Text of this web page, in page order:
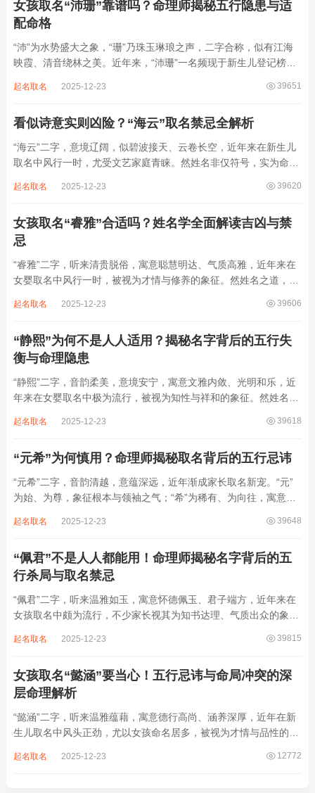
女孩取名“沛珊”靠谱吗？命理师揭秘五行隐患与适
配命格
“沛”为水势盛大之象，“珊”乃珠玉琳琅之声，二字合称，似有江海
映霞、清音绕林之美。近年来，“沛珊”一名频现于新生儿登记榜
雅符号，实为命理五行流转之枢纽。一字之选，关乎气场平衡。沛
39651
起名取名 2025-12-23
看似诗意实则凶险？“海云”取名禁忌全解析
“海云”二字，意境辽阔，似碧波接天、云卷长空，近年来在新生儿
取名中风行一时，尤受文艺家庭青睐。然姓名非仅符号，实为命局
滔天，木浮无根，阴气过重，易致意志不坚、事业漂泊、健康受
39620
起名取名 2025-12-23
女孩取名“睿雅”合适吗？姓名学全面解读吉凶与禁
忌
“睿雅”二字，听来清贵脱俗，寓意聪慧明达、气质高雅，近年来在
女婴取名中风行一时，被视为才情与修养的象征。然姓名之道，贵
增心力。细察“睿雅”之局，实藏金水成势、火土受制之患，若不顾
39606
起名取名 2025-12-23
“静熙”为何不是人人适用？揭秘名字背后的五行失
衡与命理隐患
“静熙”二字，音韵柔美，意境安宁，寓意文雅内敛、光明和乐，近
年来在女婴取名中极为流行，被视为知性与祥和的象征。然姓名命
象，实藏金水偏寒、火气受制之弊，若不顾八字强弱，盲目套用，
39618
起名取名 2025-12-23
“元希”为何慎用？命理师揭秘取名背后的五行忌讳
“元希”二字，音韵清越，意蕴深远，近年渐成家长取名新宠。“元”
为始、为尊，象征根本与领袖之气；“希”为稀有、为向往，寓意卓
象。然姓名非止文雅，实为命理气场之枢纽。一字之选，关乎运途
39648
起名取名 2025-12-23
“佩君”不是人人都能用！命理师揭秘名字背后的五
行杀局与取名禁忌
“佩君”二字，听来温雅如玉，寓意怀德佩玉、君子端方，近年来在
女孩取名中颇为流行，不少家长视其为知书达理、气质出众的象
察“佩君”之象，实藏金气过旺、木土受制之局，若不顾命主五行强
39815
起名取名 2025-12-23
女孩取名“懿涵”要当心！五行忌讳与命局冲突的深
层命理解析
“懿涵”二字，听来温雅蕴藉，寓意德行高尚、涵养深厚，近年在新
生儿取名中风头正劲，尤以女孩命名居多，被视为才情与品性的完
也如逆水行舟，徒增心力。细察“懿涵”之象，实藏水势泛滥、土崩
12772
起名取名 2025-12-23